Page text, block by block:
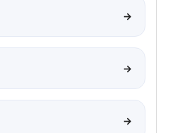
→
→
→